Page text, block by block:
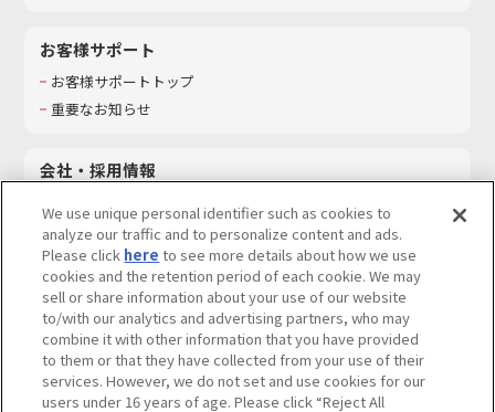
お客様サポート
お客様サポートトップ
重要なお知らせ
会社・採用情報
採用情報
サステナビリティ
お問い合わせ
ウェブサイトご利用条件 ソーシャルメディアポリシー
We use unique personal identifier such as cookies to
analyze our traffic and to personalize content and ads.
Please click here to see more details about how we use
cookies and the retention period of each cookie. We may
sell or share information about your use of our website
to/with our analytics and advertising partners, who may
combine it with other information that you have provided
to them or that they have collected from your use of their
services. However, we do not set and use cookies for our
users under 16 years of age. Please click “Reject All